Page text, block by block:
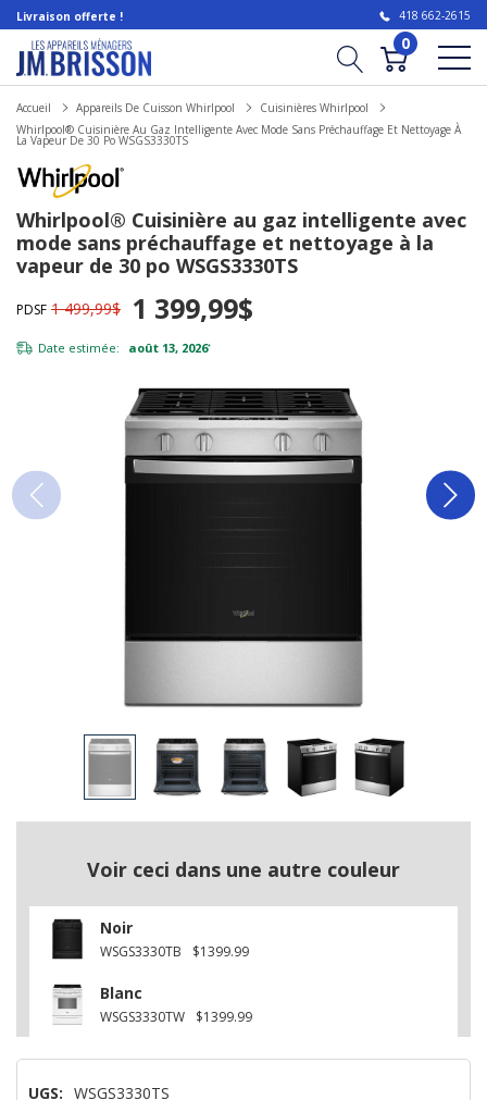
Livraison offerte ! 418 662-2615
0
Accueil Appareils De Cuisson Whirlpool
Cuisinières Whirlpool
Whirlpool® Cuisinière Au Gaz Intelligente Avec Mode Sans Préchauffage Et Nettoyage À
La Vapeur De 30 Po WSGS3330TS
Whirlpool® Cuisinière au gaz intelligente avec
mode sans préchauffage et nettoyage à la
vapeur de 30 po WSGS3330TS
PDSF 1 499,99$ 1 399,99$
Date estimée: août 13, 2026*
Voir ceci dans une autre couleur
Noir
WSGS3330TB $1399.99
Blanc
WSGS3330TW $1399.99
UGS: WSGS3330TS